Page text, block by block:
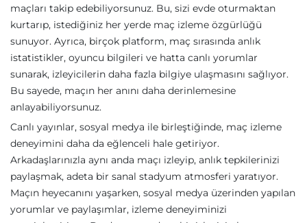
maçları takip edebiliyorsunuz. Bu, sizi evde oturmaktan
kurtarıp, istediğiniz her yerde maç izleme özgürlüğü
sunuyor. Ayrıca, birçok platform, maç sırasında anlık
istatistikler, oyuncu bilgileri ve hatta canlı yorumlar
sunarak, izleyicilerin daha fazla bilgiye ulaşmasını sağlıyor.
Bu sayede, maçın her anını daha derinlemesine
anlayabiliyorsunuz.
Canlı yayınlar, sosyal medya ile birleştiğinde, maç izleme
deneyimini daha da eğlenceli hale getiriyor.
Arkadaşlarınızla aynı anda maçı izleyip, anlık tepkilerinizi
paylaşmak, adeta bir sanal stadyum atmosferi yaratıyor.
Maçın heyecanını yaşarken, sosyal medya üzerinden yapılan
yorumlar ve paylaşımlar, izleme deneyiminizi